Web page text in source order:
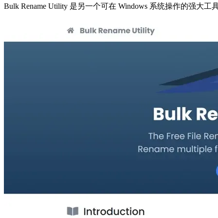
Bulk Rename Utility 是另一个可在 Windows 系统操作的强大工